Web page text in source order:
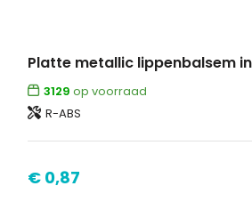
Platte metallic lippenbalsem
3129 op voorraad
R-ABS
€ 0,87